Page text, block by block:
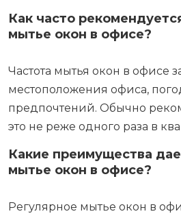
Как часто
мытье окон в офисе?
Частота мытья окон в офисе
местоположения офиса,
предпочтений. Обычно
это не реже одного раза в
Какие преимущества
мытье окон в офисе?
Регулярное мытье окон в